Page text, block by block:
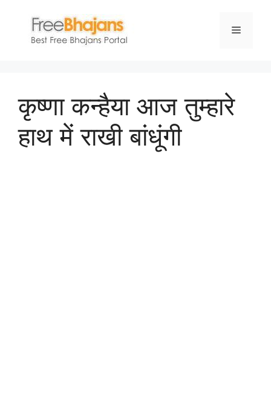
content
Menu
कृष्णा कन्हैया आज तुम्हारे
हाथ में राखी बांधूंगी